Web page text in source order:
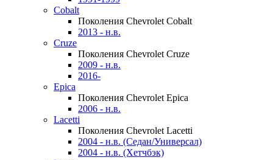
Cobalt
Поколения Chevrolet Cobalt
2013 - н.в.
Cruze
Поколения Chevrolet Cruze
2009 - н.в.
2016-
Epica
Поколения Chevrolet Epica
2006 - н.в.
Lacetti
Поколения Chevrolet Lacetti
2004 - н.в. (Седан/Универсал)
2004 - н.в. (Хетчбэк)